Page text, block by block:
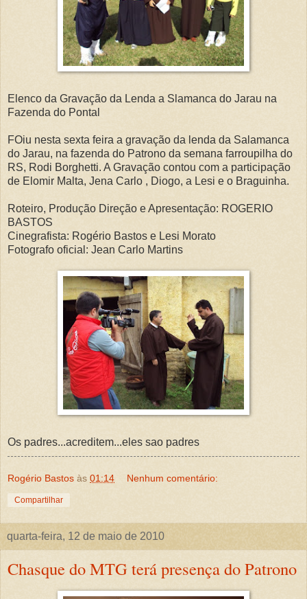
Elenco da Gravação da Lenda a Slamanca do Jarau na
Fazenda do Pontal
FOiu nesta sexta feira a gravação da lenda da Salamanca
do Jarau, na fazenda do Patrono da semana farroupilha do
RS, Rodi Borghetti. A Gravação contou com a participação
de Elomir Malta, Jena Carlo , Diogo, a Lesi e o Braguinha.
Roteiro, Produção Direção e Apresentação: ROGERIO
BASTOS
Cinegrafista: Rogério Bastos e Lesi Morato
Fotografo oficial: Jean Carlo Martins
Os padres...acreditem...eles sao padres
Rogério Bastos às 01:14 Nenhum comentário:
Compartilhar
quarta-feira, 12 de maio de 2010
Chasque do MTG terá presença do Patrono